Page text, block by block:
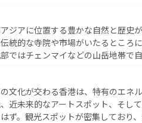
料理も魅力のひとつ。フォーやバ
。どの地域を訪れてもあたたかい
れられない旅になるはずだ。 なお、新着
ジアに位置する豊かな自然と歴史
統的な寺院や市場がいたるところ
ではチェンマイなどの山岳地帯で
ンまで味覚を刺激する。気候は一
みやすいタイの人々、仏教を中心
る旅人を魅了し続ける。 なお、新着のタイ情報は
文化が交わる香港は、特有のエネ
近未来的なアートスポット、そし
ず。観光スポットが密集しており